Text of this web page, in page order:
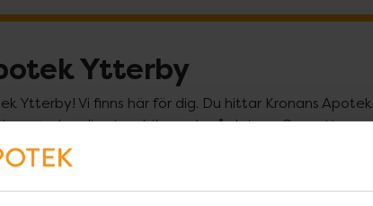
Ytterby
Ytterby! Vi finns här för dig. Du hittar Kronans Apotek
norr, och online i mobilen och på datorn. Oavsett vem
hjälpa just dig att må lite bättre. För ingen är som
oss!